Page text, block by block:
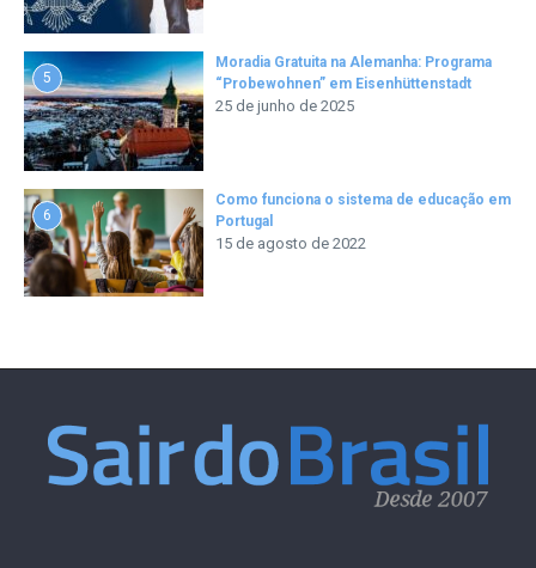
5
Moradia Gratuita na Alemanha: Programa
“Probewohnen” em Eisenhüttenstadt
25 de junho de 2025
6
Como funciona o sistema de educação em
Portugal
15 de agosto de 2022